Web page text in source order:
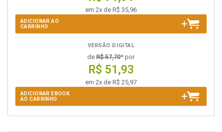
em 2x de R$ 35,96
ADICIONAR AO
CARRINHO
VERSÃO DIGITAL
de R$ 57,70* por
R$ 51,93
em 2x de R$ 25,97
ADICIONAR EBOOK
AO CARRINHO